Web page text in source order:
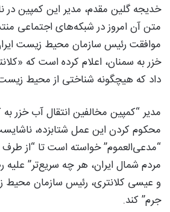
خدیجه گلین مقدم، مدیر این کمپین در
متن آن امروز در شبکه‌های اجتماعی
موافقت رئیس سازمان محیط زیست
خزر به سمنان، اعلام کرده است که
داد که هیچگونه شناختی از محیط زیست
مدیر “کمپین مخالفین انتقال آب خزر
محکوم کردن این عمل شتابزده،
“مدعی‌العموم” خواسته است تا “از طرف
مردم شمال ایران، هر چه سریع‌تر” علیه
و عیسی کلانتری، رئیس سازمان محیط
جرم” کند.